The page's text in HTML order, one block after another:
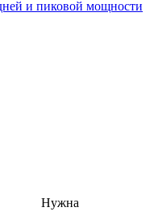
и пиковой мощности
Нужна